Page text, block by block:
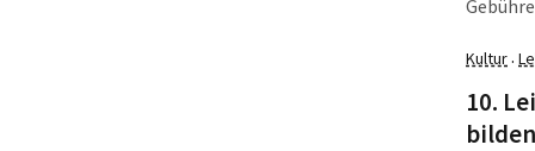
wirken.
Kultur·
10.